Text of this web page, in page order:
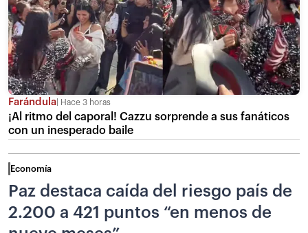
Farándula Hace 3 horas
¡Al ritmo del caporal! Cazzu sorprende a sus fanáticos
con un inesperado baile
Economía
Paz destaca caída del riesgo país de
2.200 a 421 puntos “en menos de